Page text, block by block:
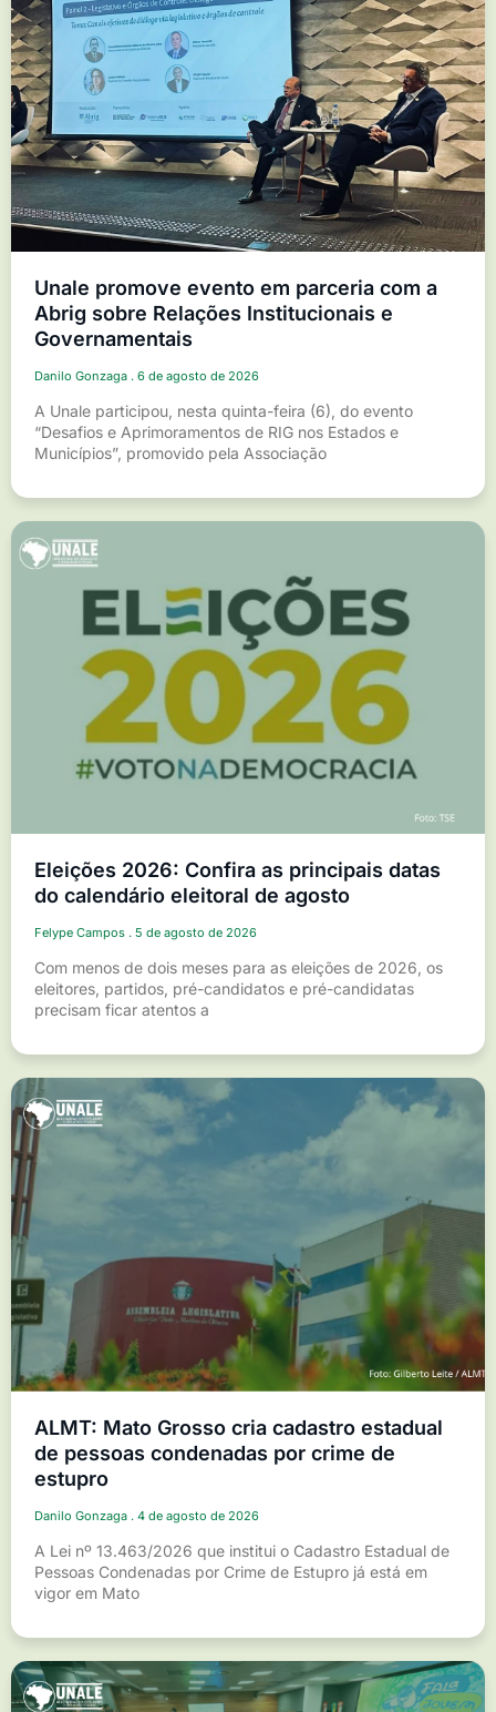
Unale promove evento em parceria com a
Abrig sobre Relações Institucionais e
Governamentais
Danilo Gonzaga 6 de agosto de 2026
A Unale participou, nesta quinta-feira (6), do evento
“Desafios e Aprimoramentos de RIG nos Estados e
Municípios”, promovido pela Associação
Eleições 2026: Confira as principais datas
do calendário eleitoral de agosto
Felype Campos 5 de agosto de 2026
Com menos de dois meses para as eleições de 2026, os
eleitores, partidos, pré-candidatos e pré-candidatas
precisam ficar atentos a
ALMT: Mato Grosso cria cadastro estadual
de pessoas condenadas por crime de
estupro
Danilo Gonzaga 4 de agosto de 2026
A Lei nº 13.463/2026 que institui o Cadastro Estadual de
Pessoas Condenadas por Crime de Estupro já está em
vigor em Mato